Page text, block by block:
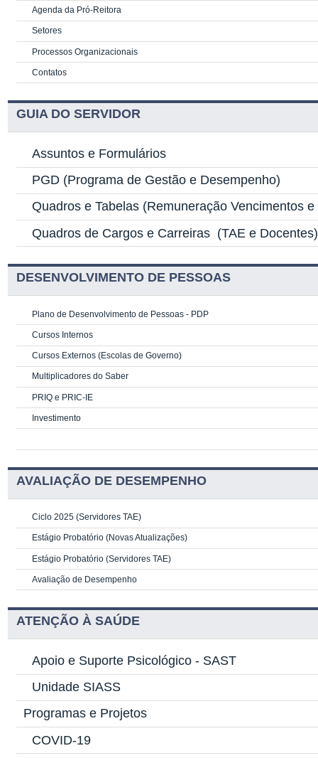
Agenda da Pró-Reitora
Setores
Processos Organizacionais
Contatos
GUIA DO SERVIDOR
Assuntos e Formulários
PGD (Programa de Gestão e Desempenho)
Quadros e Tabelas (Remuneração Vencimentos
Quadros de Cargos e Carreiras (TAE e Docentes)
DESENVOLVIMENTO DE PESSOAS
Plano de Desenvolvimento de Pessoas - PDP
Cursos Internos
Cursos Externos (Escolas de Governo)
Multiplicadores do Saber
PRIQ e PRIC-IE
Investimento
AVALIAÇÃO DE DESEMPENHO
Ciclo 2025 (Servidores TAE)
Estágio Probatório (Novas Atualizações)
Estágio Probatório (Servidores TAE)
Avaliação de Desempenho
ATENÇÃO À SAÚDE
Apoio e Suporte Psicológico - SAST
Unidade SIASS
Programas e Projetos
COVID-19